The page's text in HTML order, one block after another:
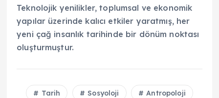
Teknolojik yenilikler, toplumsal ve ekonomik
yapılar üzerinde kalıcı etkiler yaratmış, her
yeni çağ insanlık tarihinde bir dönüm noktası
oluşturmuştur.
Tarih Sosyoloji Antropoloji